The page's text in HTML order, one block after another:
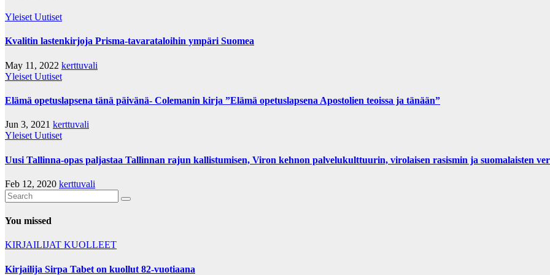
Yleiset Uutiset
Kvalitin lastenkirjoja Prisma-tavarataloihin ympäri Suomea
May 11, 2022 kerttuvali
Yleiset Uutiset
Elämä opetuslapsena tänä päivänä- Colemanin kirja ”Elämä opetuslapsena Apostolien teoissa ja tänään”
Jun 3, 2021 kerttuvali
Yleiset Uutiset
Uusi Tallinna-opas paljastaa Tallinnan rajun kallistumisen, Viron kehnon palvelukulttuurin, virolaisen rasismin ja suomalaisten
Feb 12, 2020 kerttuvali
You missed
KIRJAILIJAT KUOLLEET
Kirjailija Sirpa Tabet on kuollut 82-vuotiaana